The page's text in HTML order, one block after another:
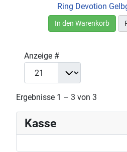
Ring Devotion
In den Warenkorb
Anzeige #
Ergebnisse 1 – 3 von 3
Kasse